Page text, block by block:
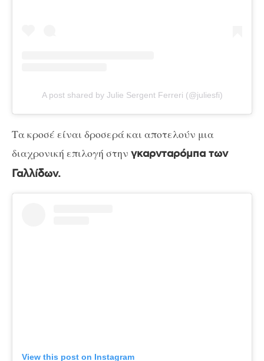
A post shared by Julie Sergent Ferreri (@juliesfi)
Τα κροσέ είναι δροσερά και αποτελούν μια
διαχρονική επιλογή στην γκαρνταρόμπα των
Γαλλίδων.
View this post on Instagram